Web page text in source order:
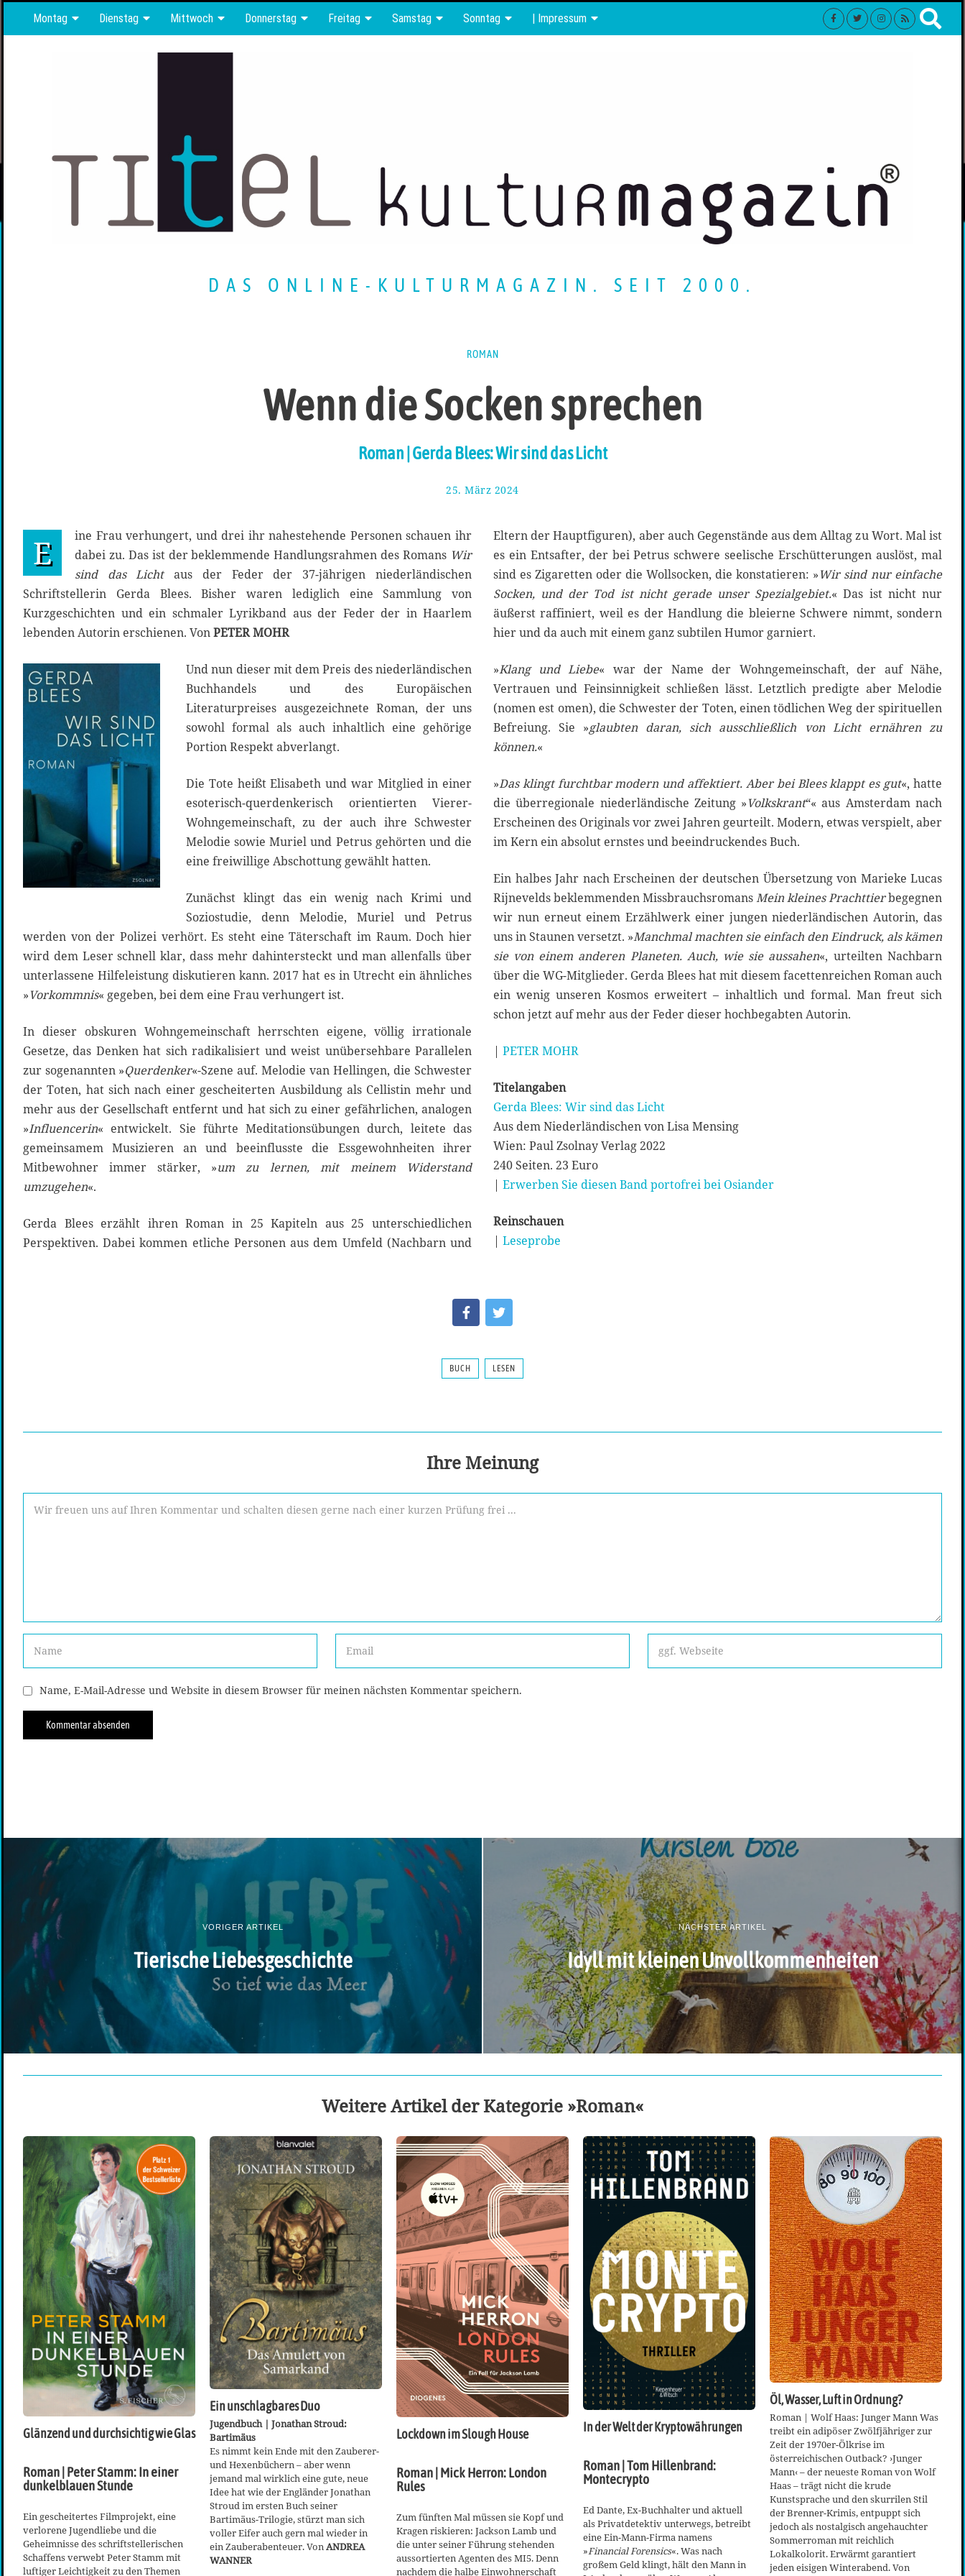
Montag Dienstag Mittwoch Donnerstag Freitag Samstag Sonntag | Impressum
DAS ONLINE-KULTURMAGAZIN. SEIT 2000.
ROMAN
Wenn die Socken sprechen
Roman | Gerda Blees: Wir sind das Licht
25. März 2024
p
i
l
2
2
4
E
ine Frau verhungert, und drei ihr nahestehende Personen schauen ihr
dabei zu. Das ist der beklemmende Handlungsrahmen des Romans Wir
sind das Lichtaus der Feder der 37-jährigen niederländischen
Schriftstellerin Gerda Blees. Bisher waren lediglich eine Sammlung von
Kurzgeschichten und ein schmaler Lyrikband aus der Feder der in Haarlem
lebenden Autorin erschienen. VonPETER MOHR
Und nun dieser mit dem Preis des niederländischen
Buchhandels und des Europäischen
Literaturpreises ausgezeichnete Roman, der uns
sowohl formal als auch inhaltlich eine gehörige
Portion Respekt abverlangt.
Die Tote heißt Elisabeth und war Mitglied in einer
esoterisch-querdenkerisch orientierten Vierer-
Wohngemeinschaft, zu der auch ihre Schwester
Melodie sowie Muriel und Petrus gehörten und die
eine freiwillige Abschottung gewählt hatten.
Zunächst klingt das ein wenig nach Krimi und
Soziostudie, denn Melodie, Muriel und Petrus
werden von der Polizei verhört. Es steht eine Täterschaft im Raum. Doch hier
wird dem Leser schnell klar, dass mehr dahintersteckt und man allenfalls über
unterlassene Hilfeleistung diskutieren kann. 2017 hat es in Utrecht ein ähnliches
»Vorkommnis« gegeben, bei dem eine Frau verhungert ist.
In dieser obskuren Wohngemeinschaft herrschten eigene, völlig irrationale
Gesetze, das Denken hat sich radikalisiert und weist unübersehbare Parallelen
zur sogenannten »Querdenker«-Szene auf. Melodie van Hellingen, die Schwester
der Toten, hat sich nach einer gescheiterten Ausbildung als Cellistin mehr und
mehr aus der Gesellschaft entfernt und hat sich zu einer gefährlichen, analogen
»Influencerin« entwickelt. Sie führte Meditationsübungen durch, leitete das
gemeinsamem Musizieren an und beeinflusste die Essgewohnheiten ihrer
Mitbewohner immer stärker, »um zu lernen, mit meinem Widerstand
umzugehen«.
Gerda Blees erzählt ihren Roman in 25 Kapiteln aus 25 unterschiedlichen
Perspektiven. Dabei kommen etliche Personen aus dem Umfeld (Nachbarn und
Eltern der Hauptfiguren), aber auch Gegenstände aus dem Alltag zu Wort. Mal ist
es ein Entsafter, der bei Petrus schwere seelische Erschütterungen auslöst, mal
sind es Zigaretten oder die Wollsocken, die konstatieren: »Wir sind nur einfache
Socken, und der Tod ist nicht gerade unser Spezialgebiet.« Das ist nicht nur
äußerst raffiniert, weil es der Handlung die bleierne Schwere nimmt, sondern
hier und da auch mit einem ganz subtilen Humor garniert.
»Klang und Liebe« war der Name der Wohngemeinschaft, der auf Nähe,
Vertrauen und Feinsinnigkeit schließen lässt. Letztlich predigte aber Melodie
(nomen est omen), die Schwester der Toten, einen tödlichen Weg der spirituellen
Befreiung. Sie »glaubten daran, sich ausschließlich von Licht ernähren zu
können.«
»Das klingt furchtbar modern und affektiert. Aber bei Blees klappt es gut«, hatte
die überregionale niederländische Zeitung »Volkskrant“« aus Amsterdam nach
Erscheinen des Originals vor zwei Jahren geurteilt. Modern, etwas verspielt, aber
im Kern ein absolut ernstes und beeindruckendes Buch.
Ein halbes Jahr nach Erscheinen der deutschen Übersetzung von Marieke Lucas
Rijnevelds beklemmenden MissbrauchsromansMein kleines Prachttierbegegnen
wir nun erneut einem Erzählwerk einer jungen niederländischen Autorin, das
uns in Staunen versetzt. »Manchmal machten sie einfach den Eindruck, als kämen
sie von einem anderen Planeten. Auch, wie sie aussahen«, urteilten Nachbarn
über die WG-Mitglieder. Gerda Blees hat mit diesem facettenreichen Roman auch
ein wenig unseren Kosmos erweitert – inhaltlich und formal. Man freut sich
schon jetzt auf mehr aus der Feder dieser hochbegabten Autorin.
| PETER MOHR
Titelangaben
Gerda Blees: Wir sind das Licht
Aus dem Niederländischen von Lisa Mensing
Wien: Paul Zsolnay Verlag 2022
240 Seiten. 23 Euro
| Erwerben Sie diesen Band portofrei bei Osiander
Reinschauen
| Leseprobe
BUCH LESEN
Ihre Meinung
Name, E-Mail-Adresse und Website in diesem Browser für meinen nächsten Kommentar speichern.
VORIGER ARTIKEL
Tierische Liebesgeschichte
NÄCHSTER ARTIKEL
Idyll mit kleinen Unvollkommenheiten
Weitere Artikel der Kategorie »Roman«
Glänzend und durchsichtig wie Glas
Roman | Peter Stamm: In einer
dunkelblauen Stunde
Ein gescheitertes Filmprojekt, eine
verlorene Jugendliebe und die
Geheimnisse des schriftstellerischen
Schaffens verwebt Peter Stamm mit
luftiger Leichtigkeit zu den Themen
Ein unschlagbares Duo
Jugendbuch | Jonathan Stroud:
Bartimäus
Es nimmt kein Ende mit den Zauberer-
und Hexenbüchern – aber wenn
jemand mal wirklich eine gute, neue
Idee hat wie der Engländer Jonathan
Stroud im ersten Buch seiner
Bartimäus-Trilogie, stürzt man sich
voller Eifer auch gern mal wieder in
ein Zauberabenteuer. VonANDREA
WANNER
Lockdown im Slough House
Roman | Mick Herron: London
Rules
Zum fünften Mal müssen sie Kopf und
Kragen riskieren: Jackson Lamb und
die unter seiner Führung stehenden
aussortierten Agenten des MI5. Denn
nachdem die halbe Einwohnerschaft
In der Welt der Kryptowährungen
Roman | Tom Hillenbrand:
Montecrypto
Ed Dante, Ex-Buchhalter und aktuell
als Privatdetektiv unterwegs, betreibt
eine Ein-Mann-Firma namens
»Financial Forensics«. Was nach
großem Geld klingt, hält den Mann in
Öl, Wasser, Luft in Ordnung?
Roman | Wolf Haas: Junger Mann Was
treibt ein adipöser Zwölfjähriger zur
Zeit der 1970er-Ölkrise im
österreichischen Outback? ›Junger
Mann‹ – der neueste Roman von Wolf
Haas – trägt nicht die krude
Kunstsprache und den skurrilen Stil
der Brenner-Krimis, entpuppt sich
jedoch als nostalgisch angehauchter
Sommerroman mit reichlich
Lokalkolorit. Erwärmt garantiert
jeden eisigen Winterabend. Von